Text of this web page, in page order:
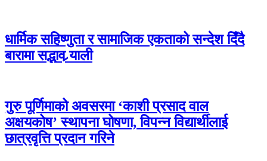
धार्मिक सहिष्णुता र सामाजिक एकताको सन्देश दिँदै
बारामा सद्भाव र्‍याली
गुरु पूर्णिमाको अवसरमा ‘काशी प्रसाद वाल
अक्षयकोष’ स्थापना घोषणा, विपन्न विद्यार्थीलाई
छात्रवृत्ति प्रदान गरिने